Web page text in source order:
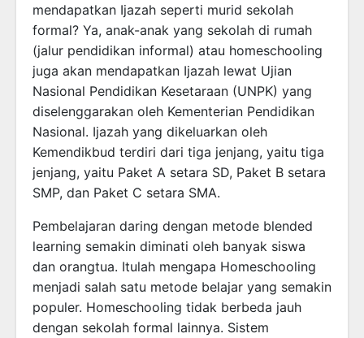
mendapatkan Ijazah seperti murid sekolah
formal? Ya, anak-anak yang sekolah di rumah
(jalur pendidikan informal) atau homeschooling
juga akan mendapatkan Ijazah lewat Ujian
Nasional Pendidikan Kesetaraan (UNPK) yang
diselenggarakan oleh Kementerian Pendidikan
Nasional. Ijazah yang dikeluarkan oleh
Kemendikbud terdiri dari tiga jenjang, yaitu tiga
jenjang, yaitu Paket A setara SD, Paket B setara
SMP, dan Paket C setara SMA.
Pembelajaran daring dengan metode blended
learning semakin diminati oleh banyak siswa
dan orangtua. Itulah mengapa Homeschooling
menjadi salah satu metode belajar yang semakin
populer. Homeschooling tidak berbeda jauh
dengan sekolah formal lainnya. Sistem